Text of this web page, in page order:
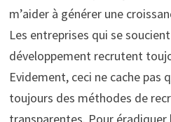
m’aider à générer une
Les entreprises qui se
développement recrutent
Evidement, ceci ne cache pas
toujours des méthodes de